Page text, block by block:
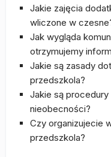
Jakie zajęcia
wliczone w
Jak wygląda
otrzymujemy
Jakie są zasady
przedszkola?
Jakie są
nieobecności?
Czy organizujecie
przedszkola?